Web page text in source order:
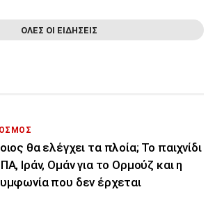
ΟΛΕΣ ΟΙ ΕΙΔΗΣΕΙΣ
θα ελέγχει τα πλοία; Το παιχνίδι
Ιράν, Ομάν για το Ορμούζ και η
που δεν έρχεται